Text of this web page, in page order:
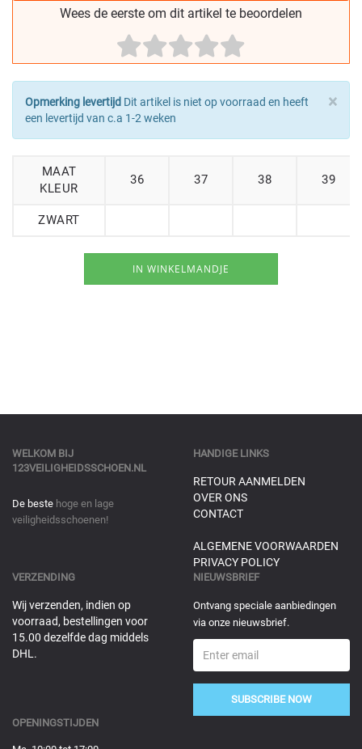
Wees de eerste om dit artikel te beoordelen
×
Opmerking levertijd Dit artikel is niet op voorraad en heeft
een levertijd van c.a 1-2 weken
MAAT
KLEUR
36 37 38 39
ZWART
WELKOM BIJ
123VEILIGHEIDSSCHOEN.NL
De beste hoge en lage
veiligheidsschoenen!
HANDIGE LINKS
RETOUR AANMELDEN
OVER ONS
CONTACT
ALGEMENE VOORWAARDEN
PRIVACY POLICY
VERZENDING
Wij verzenden, indien op
voorraad, bestellingen voor
15.00 dezelfde dag middels
DHL.
NIEUWSBRIEF
Ontvang speciale aanbiedingen
via onze nieuwsbrief.
SUBSCRIBE NOW
OPENINGSTIJDEN